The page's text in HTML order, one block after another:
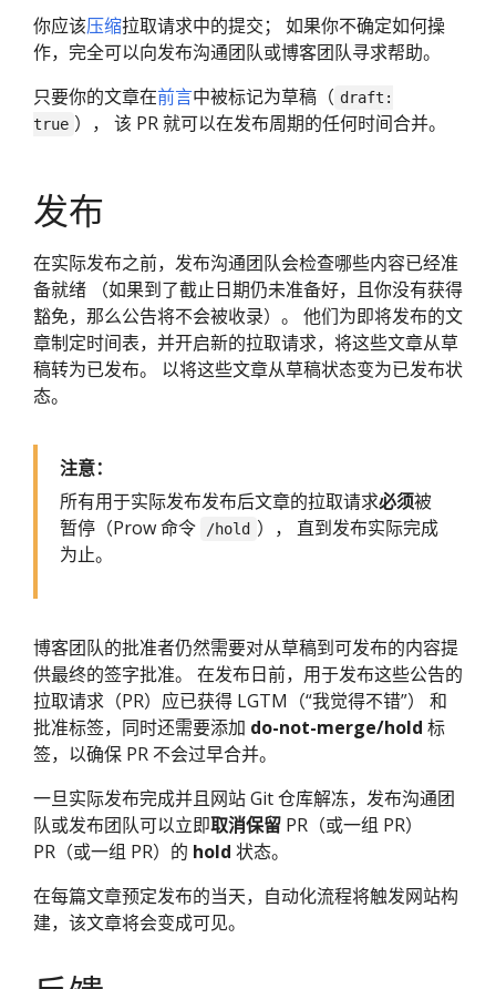
你应该压缩拉取请求中的提交； 如果你不确定如何操
作，完全可以向发布沟通团队或博客团队寻求帮助。
只要你的文章在前言中被标记为草稿（ draft:
true ）， 该 PR 就可以在发布周期的任何时间合并。
发布
在实际发布之前，发布沟通团队会检查哪些内容已经准
备就绪 （如果到了截止日期仍未准备好，且你没有获得
豁免，那么公告将不会被收录）。 他们为即将发布的文
章制定时间表，并开启新的拉取请求，将这些文章从草
稿转为已发布。 以将这些文章从草稿状态变为已发布状
态。
注意：
所有用于实际发布发布后文章的拉取请求必须被
暂停（Prow 命令
/hold ）， 直到发布实际完成
为止。
博客团队的批准者仍然需要对从草稿到可发布的内容提
供最终的签字批准。 在发布日前，用于发布这些公告的
拉取请求（PR）应已获得 LGTM（“我觉得不错”） 和
批准标签，同时还需要添加 do-not-merge/hold 标
签，以确保 PR 不会过早合并。
一旦实际发布完成并且网站 Git 仓库解冻，发布沟通团
队或发布团队可以立即取消保留 PR（或一组 PR）
PR（或一组 PR）的 hold 状态。
在每篇文章预定发布的当天，自动化流程将触发网站构
建，该文章将会变成可见。